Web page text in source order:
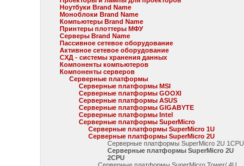
Ноутбуки Brand Name
Моноблоки Brand Name
Компьютеры Brand Name
Принтеры плоттеры МФУ
Серверы Brand Name
Пассивное сетевое оборудование
Активное сетевое оборудование
СХД - системы хранения данных
Компоненты компьютеров
Компоненты серверов
Серверные платформы
Серверные платформы MSI
Серверные платформы GOOXI
Серверные платформы ASUS
Серверные платформы GIGABYTE
Серверные платформы Intel
Серверные платформы SuperMicro
Серверные платформы SuperMicro 1U
Серверные платформы SuperMicro 2U
Серверные платформы SuperMicro 2U 1CPU
Серверные платформы SuperMicro 2U
2CPU